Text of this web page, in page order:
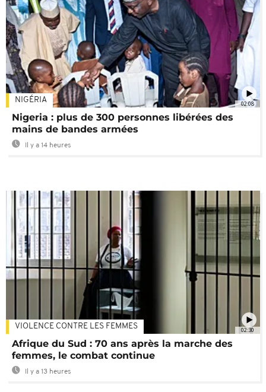
02:08
NIGÉRIA
Nigeria : plus de 300 personnes libérées des
mains de bandes armées
Il y a 14 heures
02:30
VIOLENCE CONTRE LES FEMMES
Afrique du Sud : 70 ans après la marche des
femmes, le combat continue
Il y a 13 heures